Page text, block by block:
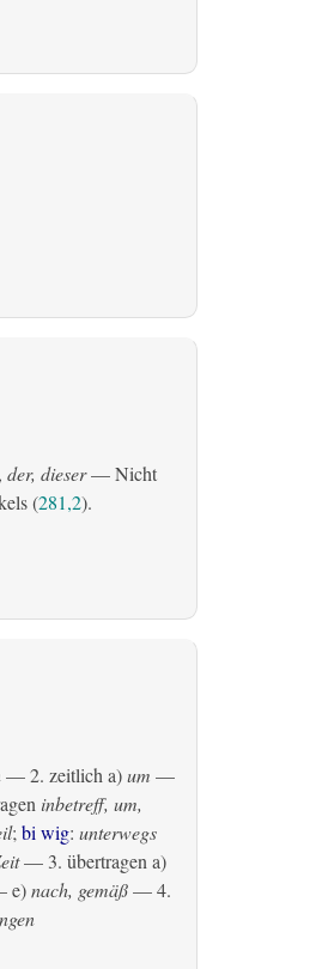
der, dieser— Nicht
(281,2).
— 2. zeitlich a)um —
inbetreff, um,
; bi wig: unterwegs
— 3. übertragen a)
nach, gemäß— 4.